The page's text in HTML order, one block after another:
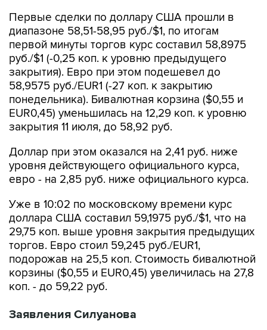
Первые сделки по доллару США прошли в
диапазоне 58,51-58,95 руб./$1, по итогам
первой минуты торгов курс составил 58,8975
руб./$1 (-0,25 коп. к уровню предыдущего
закрытия). Евро при этом подешевел до
58,9575 руб./EUR1 (-27 коп. к закрытию
понедельника). Бивалютная корзина ($0,55 и
EUR0,45) уменьшилась на 12,29 коп. к уровню
закрытия 11 июля, до 58,92 руб.
Доллар при этом оказался на 2,41 руб. ниже
уровня действующего официального курса,
евро - на 2,85 руб. ниже официального курса.
Уже в 10:02 по московскому времени курс
доллара США составил 59,1975 руб./$1, что на
29,75 коп. выше уровня закрытия предыдущих
торгов. Евро стоил 59,245 руб./EUR1,
подорожав на 25,5 коп. Стоимость бивалютной
корзины ($0,55 и EUR0,45) увеличилась на 27,8
коп. - до 59,22 руб.
Заявления Силуанова